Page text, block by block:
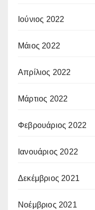
Ιούνιος 2022
Μάιος 2022
Απρίλιος 2022
Μάρτιος 2022
Φεβρουάριος 2022
Ιανουάριος 2022
Δεκέμβριος 2021
Νοέμβριος 2021